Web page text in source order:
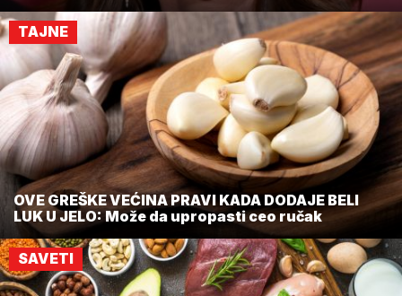
TAJNE
OVE GREŠKE VEĆINA PRAVI KADA DODAJE BELI
LUK U JELO: Može da upropasti ceo ručak
SAVETI